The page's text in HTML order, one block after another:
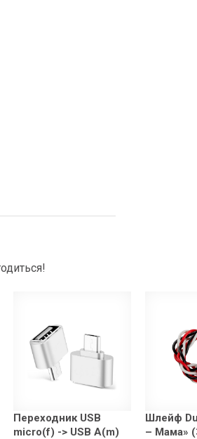
Переходник USB
micro(f) -> USB A(m)
Шлейф
– Мама»